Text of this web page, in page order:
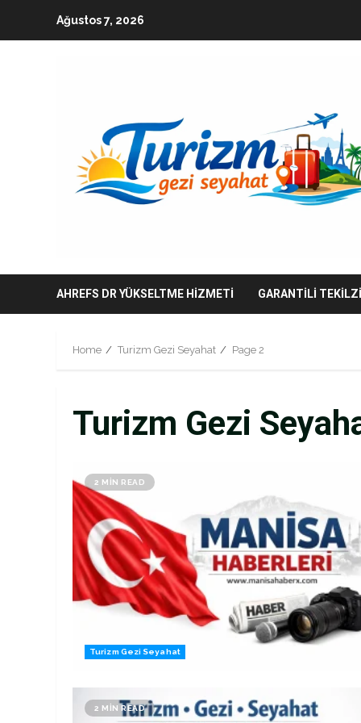
Ağustos 7, 2026
AHREFS DR YÜKSELTME HIZMETI GARANTILI
Home Turizm Gezi Seyahat Page 2
Turizm Gezi
2 MIN READ
Turizm Gezi Seyahat
2 MIN READ